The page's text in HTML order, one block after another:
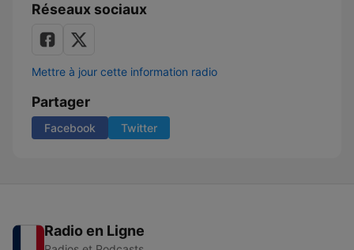
Réseaux sociaux
Mettre à jour cette information radio
Partager
Facebook Twitter
Radio en Ligne